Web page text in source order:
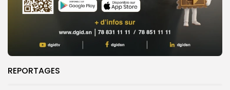
REPORTAGES